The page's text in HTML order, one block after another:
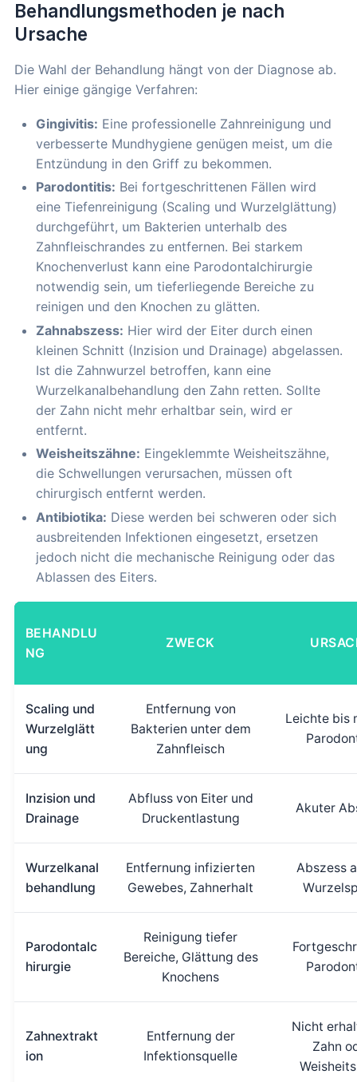
Behandlungsmethoden je nach
Ursache
Die Wahl der Behandlung hängt von der Diagnose ab.
Hier einige gängige Verfahren:
Gingivitis: Eine professionelle Zahnreinigung und
verbesserte Mundhygiene genügen meist, um die
Entzündung in den Griff zu bekommen.
Parodontitis: Bei fortgeschrittenen Fällen wird
eine Tiefenreinigung (Scaling und Wurzelglättung)
durchgeführt, um Bakterien unterhalb des
Zahnfleischrandes zu entfernen. Bei starkem
Knochenverlust kann eine Parodontalchirurgie
notwendig sein, um tieferliegende Bereiche zu
reinigen und den Knochen zu glätten.
Zahnabszess: Hier wird der Eiter durch einen
kleinen Schnitt (Inzision und Drainage) abgelassen.
Ist die Zahnwurzel betroffen, kann eine
Wurzelkanalbehandlung den Zahn retten. Sollte
der Zahn nicht mehr erhaltbar sein, wird er
entfernt.
Weisheitszähne: Eingeklemmte Weisheitszähne,
die Schwellungen verursachen, müssen oft
chirurgisch entfernt werden.
Antibiotika: Diese werden bei schweren oder sich
ausbreitenden Infektionen eingesetzt, ersetzen
jedoch nicht die mechanische Reinigung oder das
Ablassen des Eiters.
BEHANDLU
NG
ZWECK
Scaling und
Wurzelglätt
ung
Entfernung von
Bakterien unter dem
Zahnfleisch
Leichte bis
Inzision und
Drainage
Abfluss von Eiter und
Druckentlastung
Akuter
Wurzelkanal
behandlung
Entfernung infizierten
Gewebes, Zahnerhalt
Abszess
Parodontalc
hirurgie
Reinigung tiefer
Bereiche, Glättung des
Knochens
Zahnextrakt
ion
Entfernung der
Infektionsquelle
Nicht
Zahn